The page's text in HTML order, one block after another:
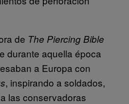
de The Piercing Bible
durante aquella época
a Europa con
, inspirando a soldados,
las conservadoras